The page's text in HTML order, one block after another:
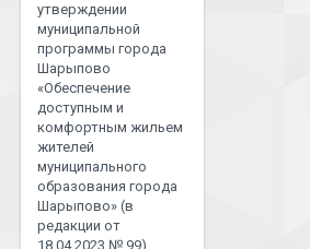
утверждении
муниципальной
программы города
Шарыпово
«Обеспечение
доступным и
комфортным жильем
жителей
муниципального
образования города
Шарыпово» (в
редакции от
18.04.2023 № 99)